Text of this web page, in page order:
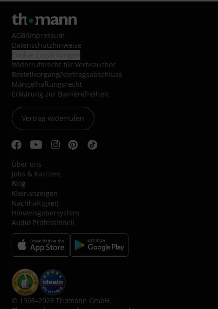
AGB/Impressum
Datenschutzhinweise
Widerrufsrecht für Verbraucher
Bestellvorgang/Vertragsabschluss
Mängelhaftungsrecht
Erklärung zur Barrierefreiheit
Vertrag widerrufen
Über uns
Jobs & Karriere
Blog
Kleinanzeigen
Nachhaltigkeit
Hinweisgebersystem
Audio Professionell
© 1996–2026 Thomann GmbH.